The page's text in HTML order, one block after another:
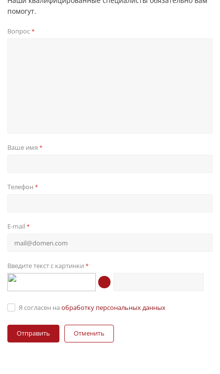
помогут.
Вопрос*
Ваше имя *
Телефон *
E-mail *
Введите текст с картинки *
Я согласен на обработку персональных данных
Отменить